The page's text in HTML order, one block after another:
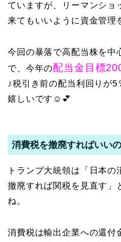
ていますが、リーマンショ
来てもいいように資金管理
今回の暴落で高配当株を中
で、今年の配当金目標
♪税引き前の配当利回りが5
嬉しいです☺️💕
消費税を撤廃すればいい
トランプ大統領は「日本の
撤廃すれば関税を見直す」
ね。
消費税は輸出企業への還付